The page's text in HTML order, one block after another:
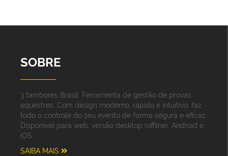
SOBRE
3 tambores Brasil: Ferramenta de gestão de provas
equestres. Com design moderno, rápido e intuitivo, faz
todo o controle do seu evento de forma segura e eficaz.
Disponível para web, versão desktop (offline), Android e
iOS.
SAIBA MAIS